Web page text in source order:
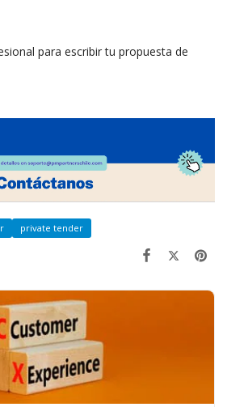
para escribir tu propuesta de
private tender